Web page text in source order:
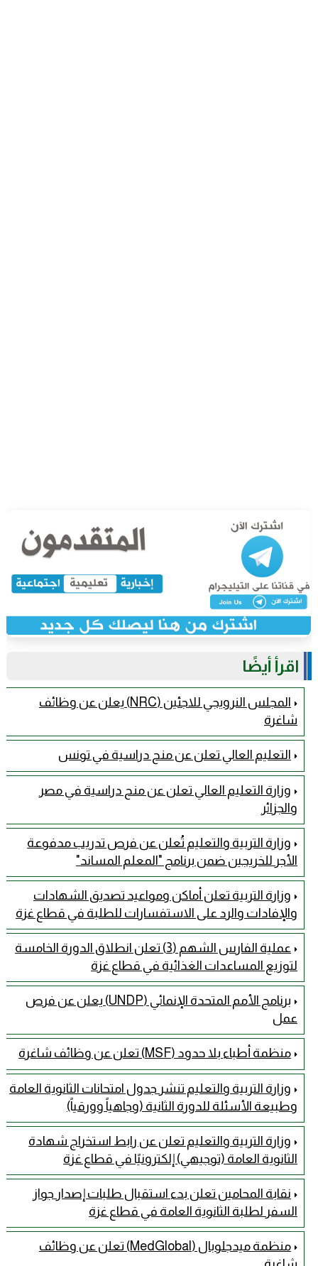
اقرأ أيضًا
المجلس النرويجي للاجئين (NRC) يعلن عن وظائف
شاغرة
التعليم العالي تعلن عن منح دراسية في تونس
وزارة التعليم العالي تعلن عن منح دراسية في مصر
والجزائر
وزارة التربية والتعليم تُعلن عن فرص تدريب مدفوعة
الأجر للخريجين ضمن برنامج "المعلم المساند"
وزارة التربية تعلن أماكن ومواعيد تصديق الشهادات
والإفادات والرد على الاستفسارات للطلبة في قطاع غزة
عملية الفارس الشهم (3) تعلن انطلاق الدورة الخامسة
لتوزيع المساعدات الغذائية في قطاع غزة
برنامج الأمم المتحدة الإنمائي (UNDP) يعلن عن فرص
عمل
منظمة أطباء بلا حدود (MSF) تعلن عن وظائف شاغرة
وزارة التربية والتعليم تنشر جدول امتحانات الثانوية العامة
وطبيعة الأسئلة للدورة الثانية (وجاهياً وورقياً)
وزارة التربية والتعليم تعلن عن رابط استخراج شهادة
الثانوية العامة (توجيهي) إلكترونيًا في قطاع غزة
نقابة المحامين تعلن بدء استقبال طلبات إصدار جواز
السفر لطلبة الثانوية العامة في قطاع غزة
منظمة ميدجلوبال (MedGlobal) تعلن عن وظائف